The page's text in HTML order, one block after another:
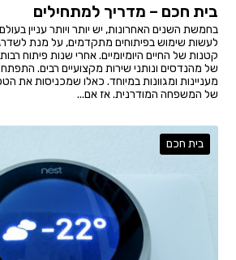
בית חכם – מדריך למתחילים
בחמשת השנים האחרונות, יש יותר ויותר עניין
לעשות שימוש בפיתוחים מתקדמים, על מנת
קטנות של החיים היומיומיים. אחרי שנות פיתוח
של מהנדסים ונותני שירות מקצועיים רבים.
מעניינות ומגוונות במיוחד. כאלו שמכניסות את
של המשפחה המודרנית. אז אם...
בית חכם